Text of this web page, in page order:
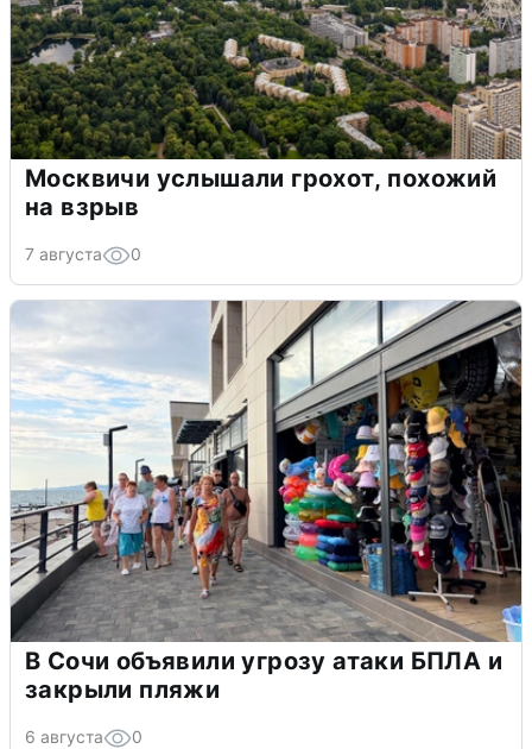
Москвичи услышали грохот, похожий
на взрыв
7 августа 0
В Сочи объявили угрозу атаки БПЛА и
закрыли пляжи
6 августа 0